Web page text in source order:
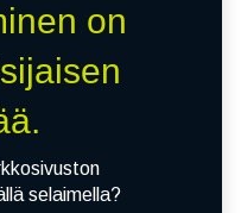
on
selaimella?